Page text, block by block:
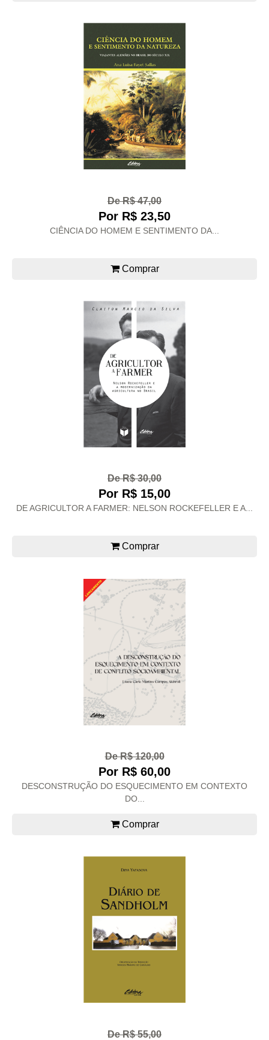
De R$ 47,00
Por R$ 23,50
CIÊNCIA DO HOMEM E SENTIMENTO DA...
Comprar
De R$ 30,00
Por R$ 15,00
DE AGRICULTOR A FARMER: NELSON ROCKEFELLER E A...
Comprar
De R$ 120,00
Por R$ 60,00
DESCONSTRUÇÃO DO ESQUECIMENTO EM CONTEXTO
DO...
Comprar
De R$ 55,00